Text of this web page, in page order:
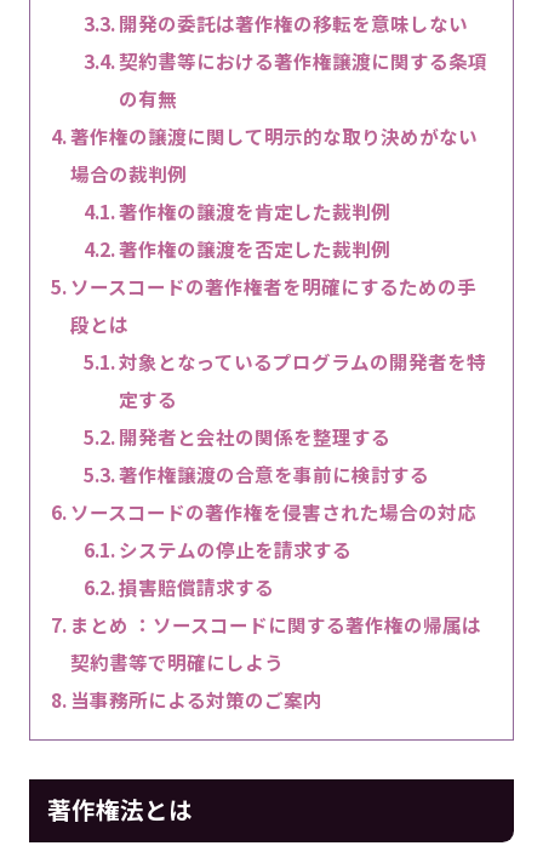
開発の委託は著作権の移転を意味しない
契約書等における著作権譲渡に関する条項
の有無
著作権の譲渡に関して明示的な取り決めがない
場合の裁判例
著作権の譲渡を肯定した裁判例
著作権の譲渡を否定した裁判例
ソースコードの著作権者を明確にするための手
段とは
対象となっているプログラムの開発者を特
定する
開発者と会社の関係を整理する
著作権譲渡の合意を事前に検討する
ソースコードの著作権を侵害された場合の対応
システムの停止を請求する
損害賠償請求する
まとめ ：ソースコードに関する著作権の帰属は
契約書等で明確にしよう
当事務所による対策のご案内
著作権法とは